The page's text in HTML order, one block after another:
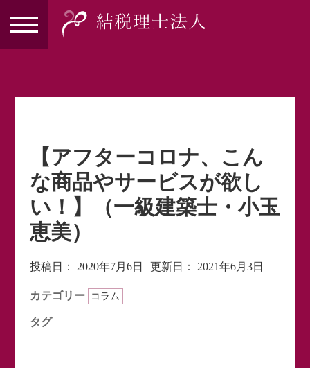
【アフターコロナ、こん
な商品やサービスが欲し
い！】（一級建築士・小玉
恵美）
投稿日： 2020年7月6日 更新日： 2021年6月3日
カテゴリー コラム
タグ